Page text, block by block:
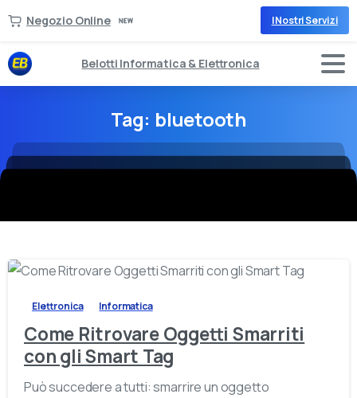
Negozio Online I Nostri Servizi
Belotti Informatica & Elettronica
Tag: bluetooth
Elettronica Informatica
Come Ritrovare Oggetti Smarriti
con gli Smart Tag
Può succedere a tutti: smarrire un oggetto